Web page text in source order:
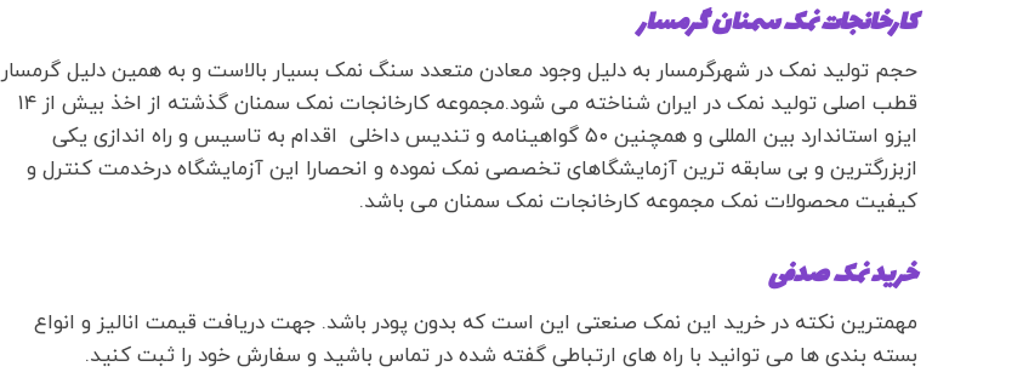
کارخانجات نمک سمنان گرمسار
حجم تولید نمک در شهرگرمسار به دلیل وجود معادن متعدد سنگ نمک بسیار بالاست و به همین دلیل گرمسار
قطب اصلی تولید نمک در ایران شناخته می شود.مجموعه کارخانجات نمک سمنان گذشته از اخذ بیش از ۱۴
ایزو استاندارد بین المللی و همچنین ۵۰ گواهینامه و تندیس داخلی اقدام به تاسیس و راه اندازی یکی
ازبزرگترین و بی سابقه ترین آزمایشگاهای تخصصی نمک نموده و انحصارا این آزمایشگاه درخدمت کنترل و
کیفیت محصولات نمک مجموعه کارخانجات نمک سمنان می باشد.
خرید نمک صدفی
مهمترین نکته در خرید این نمک صنعتی این است که بدون پودر باشد. جهت دریافت قیمت انالیز و انواع
بسته بندی ها می توانید با راه های ارتباطی گفته شده در تماس باشید و سفارش خود را ثبت کنید.